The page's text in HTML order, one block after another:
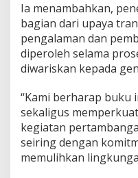
Ia menambahkan,
bagian dari upaya
pengalaman dan
diperoleh selama
diwariskan kepada
“Kami berharap buku
sekaligus
kegiatan
seiring dengan
memulihkan